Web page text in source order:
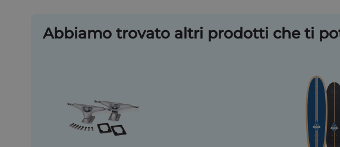
Abbiamo trovato altri prodotti che ti